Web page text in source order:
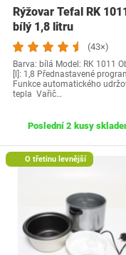
Rýžovar Tefal RK
bílý 1,8 litru
(43×)
Barva: bílá Model: RK 1011
[l]: 1,8 Přednastavené
Funkce automatického
tepla Vařič…
Poslední 2 kusy
O třetinu levnější